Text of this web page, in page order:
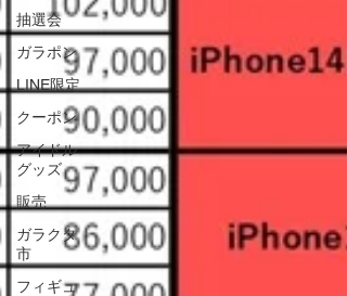
抽選会
ガラポン
LINE限定
クーポン
アイドル
グッズ
販売
ガラクタ
市
フィギュ